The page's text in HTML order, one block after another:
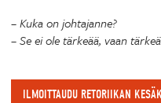
– Kuka on johtajanne?
– Se ei ole tärkeää, vaan
ILMOITTAUDU RETORIIKAN